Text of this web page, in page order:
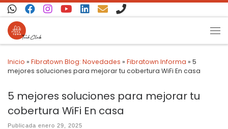
Saltar al contenido
Inicio » Fibratown Blog: Novedades » Fibratown Informa » 5
mejores soluciones para mejorar tu cobertura WiFi En casa
5 mejores soluciones para mejorar tu
cobertura WiFi En casa
Publicada enero 29, 2025